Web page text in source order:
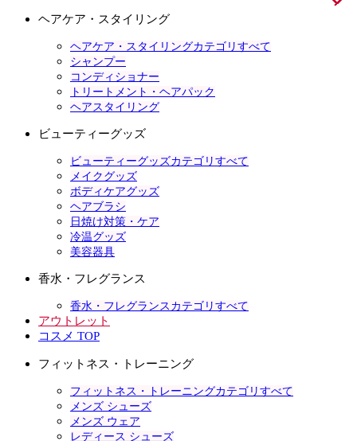
ヘアケア・スタイリング
ヘアケア・スタイリングカテゴリすべて
シャンプー
コンディショナー
トリートメント・ヘアパック
ヘアスタイリング
ビューティーグッズ
ビューティーグッズカテゴリすべて
メイクグッズ
ボディケアグッズ
ヘアブラシ
日焼け対策・ケア
冷温グッズ
美容器具
香水・フレグランス
香水・フレグランスカテゴリすべて
アウトレット
コスメ TOP
フィットネス・トレーニング
フィットネス・トレーニングカテゴリすべて
メンズ シューズ
メンズ ウェア
レディース シューズ